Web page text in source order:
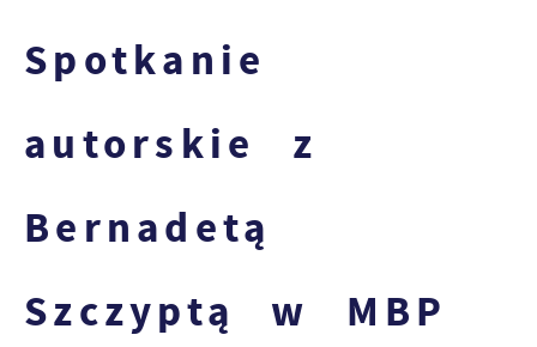
Spotkanie
autorskie z
Bernadetą
Szczyptą w MBP